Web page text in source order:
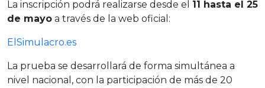
La inscripción podrá realizarse desde el 11 hasta el 25
de mayo a través de la web oficial:
ElSimulacro.es
La prueba se desarrollará de forma simultánea a
nivel nacional, con la participación de más de 20